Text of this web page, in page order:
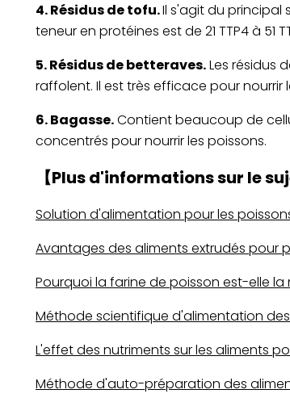
4. Résidus de tofu.Il s'agit du principal
teneur en protéines est de 21 TTP4 à
5. Résidus de betteraves.Les résidus
raffolent. Il est très efficace pour nourrir
6. Bagasse.Contient beaucoup de
concentrés pour nourrir les poissons.
【Plus d'informations sur le
Solution d'alimentation pour les
Avantages des aliments extrudés pour
Pourquoi la farine de poisson est-elle
Méthode scientifique d'alimentation
L'effet des nutriments sur les aliments
Méthode d'auto-préparation des